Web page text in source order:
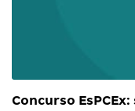
Concurso